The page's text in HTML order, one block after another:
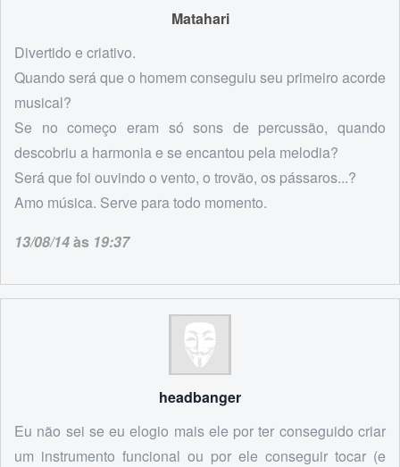
Matahari
Divertido e criativo.
Quando será que o homem conseguiu seu primeiro acorde
musical?
Se no começo eram só sons de percussão, quando
descobriu a harmonia e se encantou pela melodia?
Será que foi ouvindo o vento, o trovão, os pássaros...?
Amo música. Serve para todo momento.
13/08/14às 19:37
headbanger
Eu não sei se eu elogio mais ele por ter conseguido criar
um instrumento funcional ou por ele conseguir tocar (e